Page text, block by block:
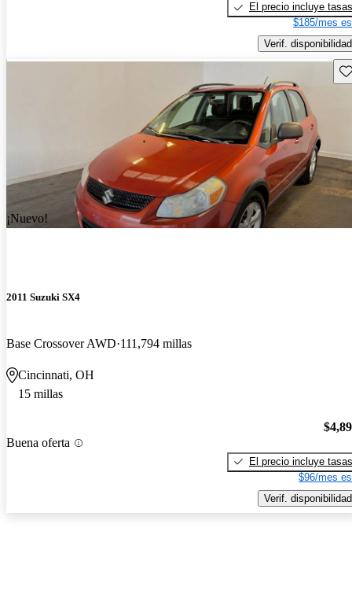
El precio incluye tasas
$185/mes
Verif. disponibilidad
¡Nuevo!
2011 Suzuki SX4
Base Crossover AWD 111,794 millas
Cincinnati, OH
15 millas
Buena oferta
El precio incluye tasas
$96/mes
Verif. disponibilidad